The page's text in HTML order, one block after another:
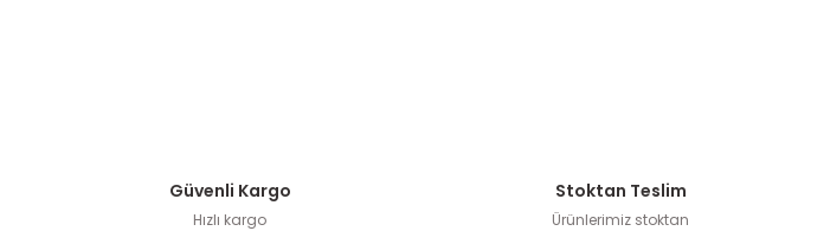
Güvenli Kargo
Hızlı kargo
Stoktan Teslim
Ürünlerimiz stoktan